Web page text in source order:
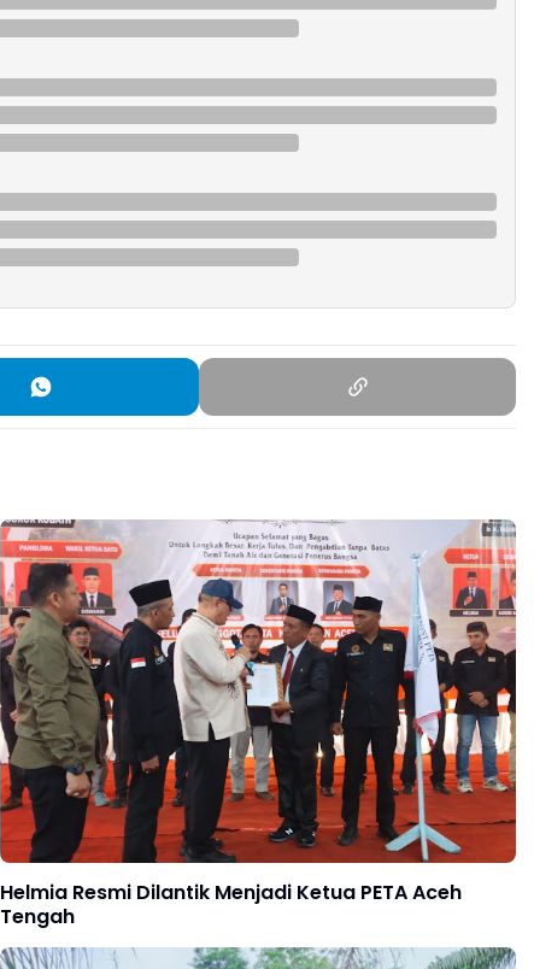
Helmia Resmi Dilantik Menjadi Ketua PETA Aceh
Tengah